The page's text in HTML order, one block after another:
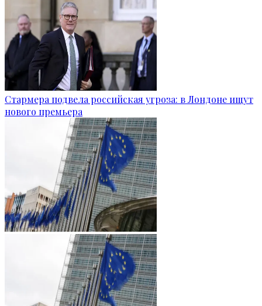
Стармера подвела российская угроза: в Лондоне ищут
нового премьера